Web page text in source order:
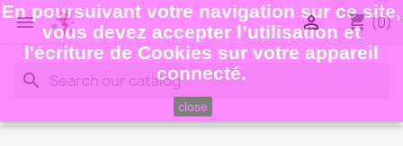
En poursuivant votre navigation sur ce site,
vous devez accepter l’utilisation et
l'écriture de Cookies sur votre appareil
connecté.
close
 shopping_cart(0)

search